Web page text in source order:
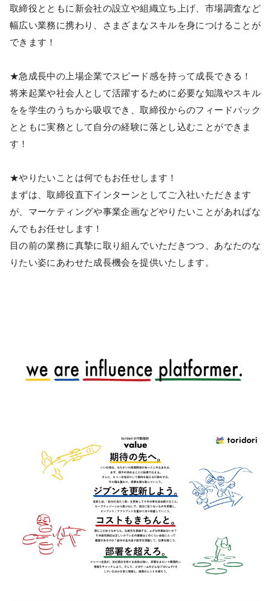
取締役とともに新会社の設立や組織立ち上げ、市場調査など
幅広い業務に携わり、さまざまなスキルを身につけることが
できます！
★急成長中の上場企業でスピード感を持って成長できる！
将来起業や社会人として活躍するために必要な知識やスキル
をを学生のうちから吸収でき、取締役からのフィードバック
とともに実務として自分の経験に落とし込むことができま
す！
★やりたいことは何でもお任せします！
まずは、取締役直下インターンとしてご入社いただきます
が、マーケティングや事業企画などやりたいことがあればな
んでもお任せします！
目の前の業務に真摯に取り組んでいただきつつ、あなたのな
りたい姿にあわせた成長機会を提供いたします。